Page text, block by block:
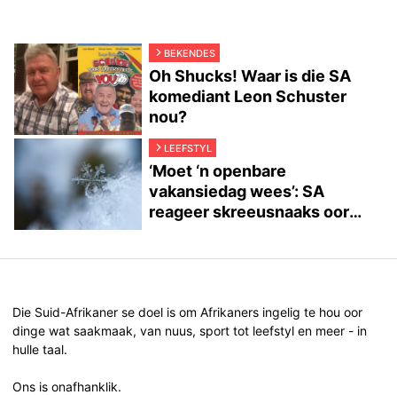
BEKENDES
Oh Shucks! Waar is die SA
komediant Leon Schuster
nou?
LEEFSTYL
‘Moet ‘n openbare
vakansiedag wees’: SA
reageer skreeusnaaks oor
Die Suid-Afrikaner se doel is om Afrikaners ingelig te hou oor
dinge wat saakmaak, van nuus, sport tot leefstyl en meer - in
hulle taal.
Ons is onafhanklik.